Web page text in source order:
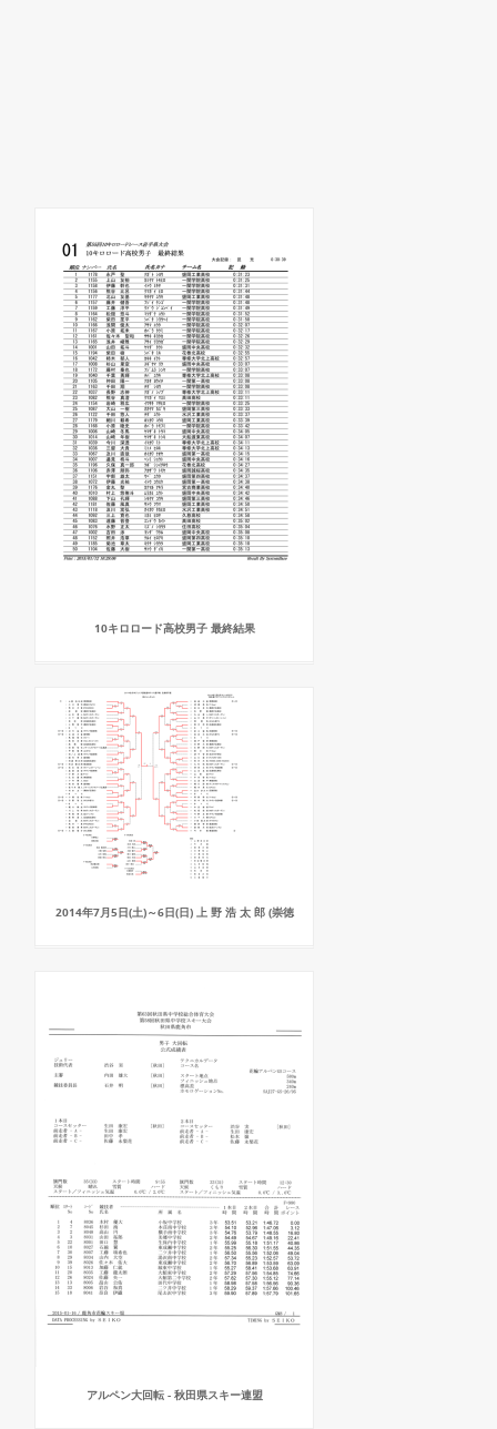
10キロロード高校男子 最終結果
2014年7月5日(土)～6日(日) 上 野 浩 太 郎 (崇徳
アルペン大回転 - 秋田県スキー連盟